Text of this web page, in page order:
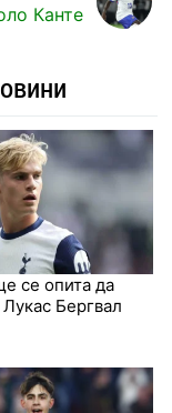
Канте
се опита да
Бергвал